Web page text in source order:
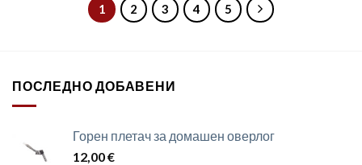
1 2 3 4 5
ПОСЛЕДНО ДОБАВЕНИ
Горен плетач за домашен оверлог
12,00€